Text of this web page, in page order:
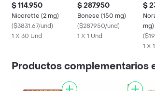
$ 114.950
Nicorette (2 mg)
($3831.67/und)
1 X 30 Und
$ 287.950
Bonese (150 mg)
($287950/und)
1 X 1 Und
$
mg)
(
1 X
Productos complementarios